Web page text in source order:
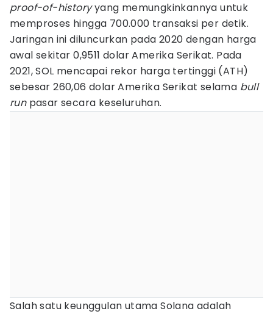
proof-of-historyyang memungkinkannya untuk
memproses hingga 700.000 transaksi per detik.
Jaringan ini diluncurkan pada 2020 dengan harga
awal sekitar 0,9511 dolar Amerika Serikat. Pada
2021, SOL mencapai rekor harga tertinggi (ATH)
sebesar 260,06 dolar Amerika Serikat selama bull
runpasar secara keseluruhan.
Salah satu keunggulan utama Solana adalah